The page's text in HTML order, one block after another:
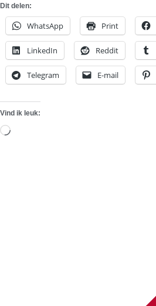
Dit delen:
WhatsApp Print
LinkedIn Reddit
Telegram E-mail
Vind ik leuk:
Aan